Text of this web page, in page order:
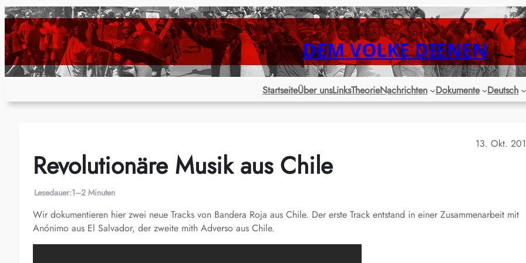
Zum
Inhalt
springen
DEM VOLKE DIENEN
StartseiteÜber unsLinksTheorieNachrichten Dokumente Deutsch
13. Okt.
Revolutionäre Musik aus Chile
Lesedauer:1–2 Minuten
Wir dokumentieren hier zwei neue Tracks von Bandera Roja aus Chile. Der erste Track entstand in einer Zusammenarbeit mit
Anónimo aus El Salvador, der zweite mith Adverso aus Chile.